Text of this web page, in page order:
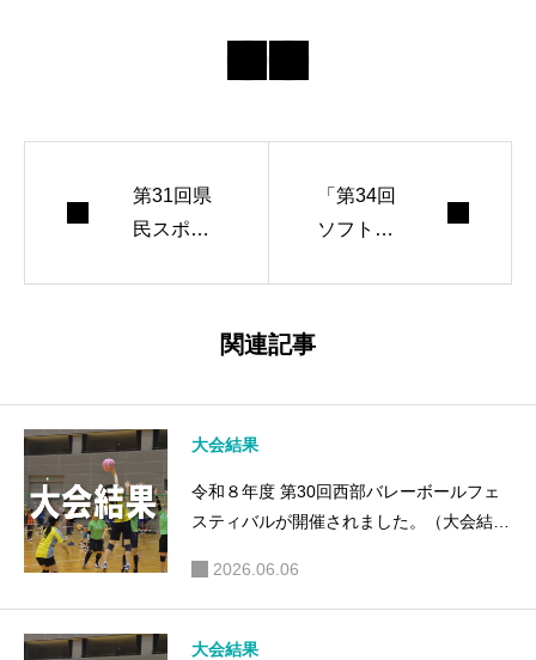
第31回県
民スポレ
予選が開
した（大
会結果）
「第34回
ソフトバ
（大会結
果）
関連記事
大会結果
令和８年度 第30回西部バレーボールフェ
スティバルが開催されました。（大会結
2026.06.06
大会結果